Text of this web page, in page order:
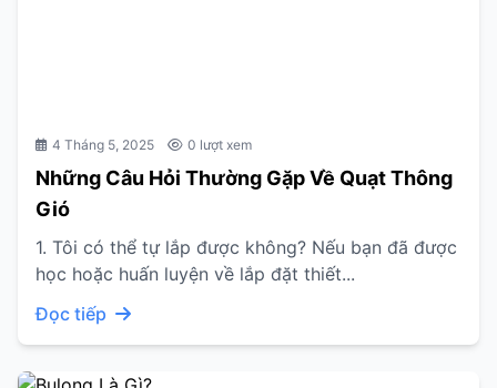
4 Tháng 5, 2025 0 lượt xem
Những Câu Hỏi Thường Gặp Về Quạt Thông
Gió
1. Tôi có thể tự lắp được không? Nếu bạn đã được
học hoặc huấn luyện về lắp đặt thiết...
Đọc tiếp